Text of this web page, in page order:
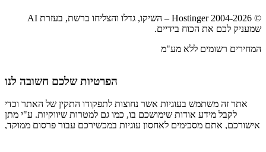
© 2004-2026 Hostinger – השיקו, גדלו והצליחו ברשת, בעזרת AI
שמעניק לכם את הכוח בידיים.
המחירים רשומים ללא מע"מ
הפרטיות שלכם חשובה לנו
אתר זה משתמש בעוגיות אשר נחוצות לתפקודו התקין של האתר וכדי
לקבל מידע אודות שימושכם בו, כמו גם למטרות שיווקיות. ע"י מתן
אישורכם, אתם מסכימים לאחסון עוגיות במכשירכם עבור פרסום ממוקד,